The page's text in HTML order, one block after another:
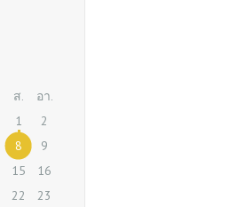
ส. อา.
1
2
8
9
15
16
22
23